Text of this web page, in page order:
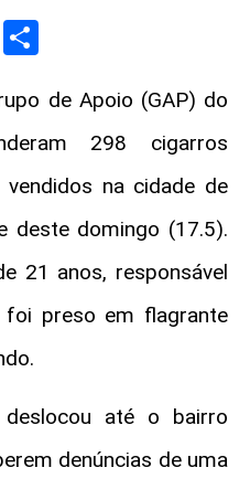
LinkedIn
de Apoio (GAP) do
298 cigarros
na cidade de
deste domingo (17.5).
21 anos, responsável
foi preso em flagrante
até o bairro
denúncias de uma